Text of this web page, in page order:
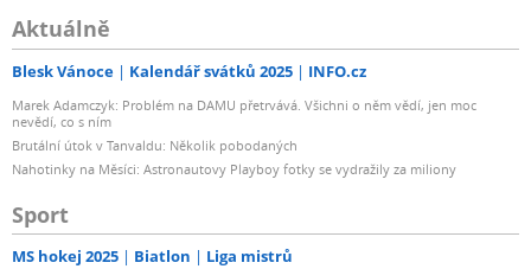
Aktuálně
Blesk Vánoce Kalendář svátků 2025 INFO.cz
Marek Adamczyk: Problém na DAMU přetrvává. Všichni o něm vědí, jen moc
nevědí, co s ním
Brutální útok v Tanvaldu: Několik pobodaných
Nahotinky na Měsíci: Astronautovy Playboy fotky se vydražily za miliony
Sport
MS hokej 2025 Biatlon Liga mistrů